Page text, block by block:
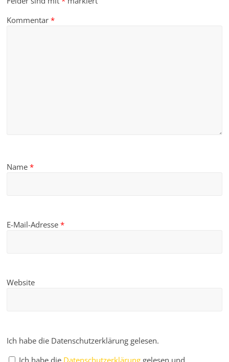
Kommentar*
Name*
E-Mail-Adresse*
Website
Ich habe die Datenschutzerklärung gelesen.